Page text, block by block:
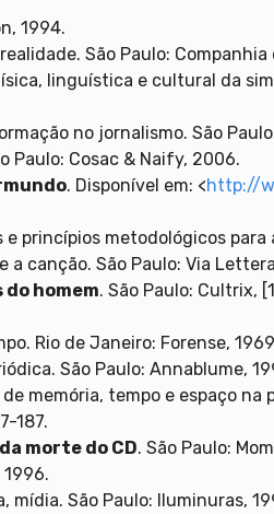
1994.
São Paulo: Companhia
linguística e cultural da
no jornalismo. São
Paulo: Cosac & Naify, 2006.
. Disponível em: <http://
e princípios metodológicos
a canção. São Paulo: Via
do homem. São Paulo: Cultrix,
Rio de Janeiro: Forense,
São Paulo: Annablume,
memória, tempo e espaço na
187.
morte do CD. São Paulo:
mídia. São Paulo: Iluminuras,